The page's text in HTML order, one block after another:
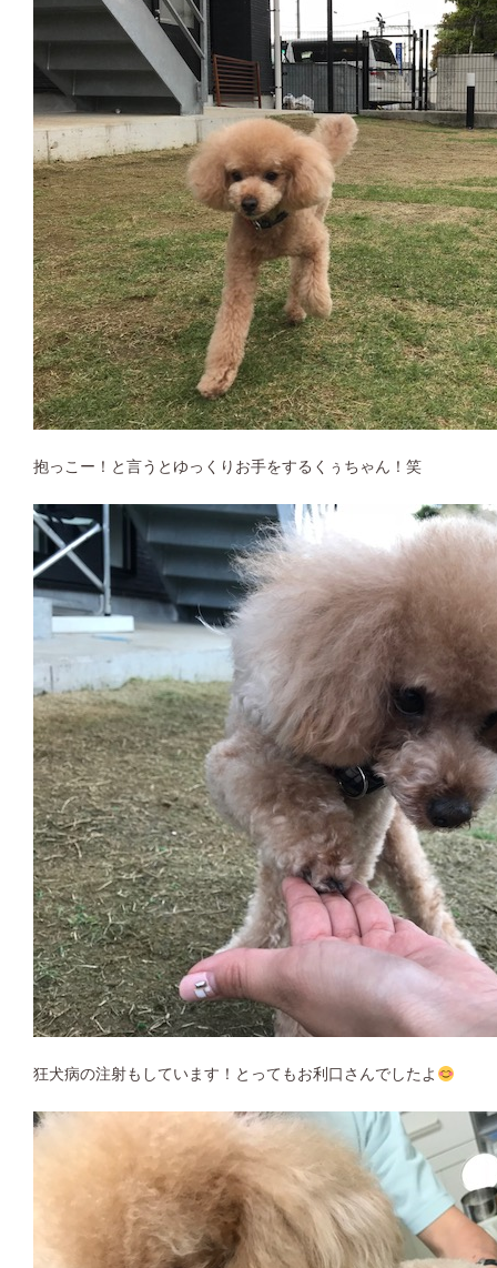
抱っこー！と言うとゆっくりお手をするくぅちゃん！笑
狂犬病の注射もしています！とってもお利口さんでしたよ